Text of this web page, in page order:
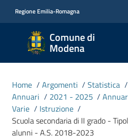
Regione Emilia-Romagna
Comune di
Modena
Comune
di
Modena
CIVICA
MONET
Home / Argomenti / Statistica /
Annuari / 2021 - 2025 /
Varie / Istruzione /
Scuola secondaria di II grado -
alunni - A.S. 2018-2023